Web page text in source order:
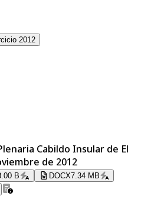
2012
Cabildo Insular de El
de 2012
B DOCX7.34 MB